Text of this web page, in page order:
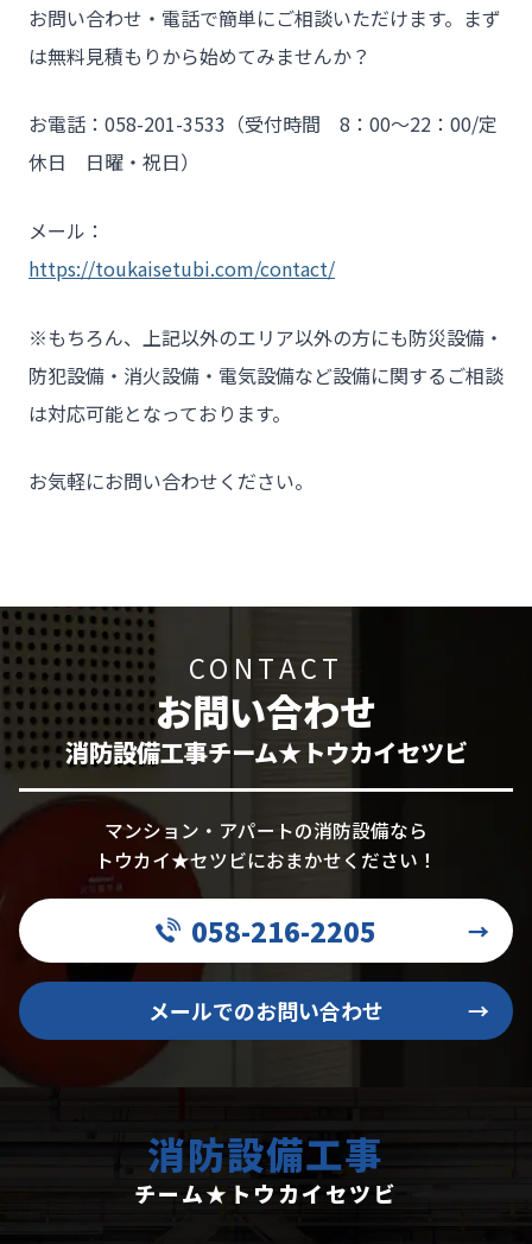
お問い合わせ・電話で簡単にご相談いただけます。まず
は無料見積もりから始めてみませんか？
お電話：058-201-3533（受付時間 8：00～22：00/定
休日 日曜・祝日）
メール：
https://toukaisetubi.com/contact/
※もちろん、上記以外のエリア以外の方にも防災設備・
防犯設備・消火設備・電気設備など設備に関するご相談
は対応可能となっております。
お気軽にお問い合わせください。
CONTACT
お問い合わせ
消防設備工事チーム★トウカイセツビ
マンション・アパートの消防設備なら
トウカイ★セツビにおまかせください！
058-216-2205 →
メールでのお問い合わせ →
消防設備工事
チーム★トウカイセツビ